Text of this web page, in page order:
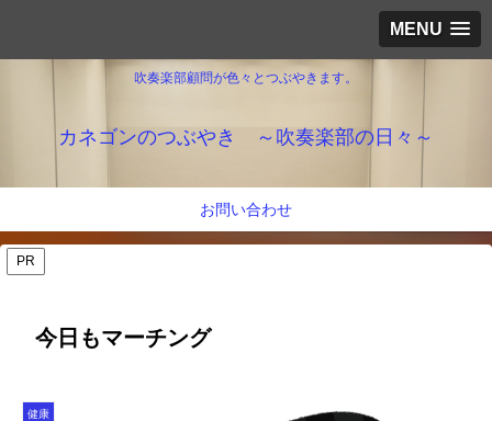
MENU
吹奏楽部顧問が色々とつぶやきます。
カネゴンのつぶやき ～吹奏楽部の日々～
お問い合わせ
PR
今日もマーチング
健康